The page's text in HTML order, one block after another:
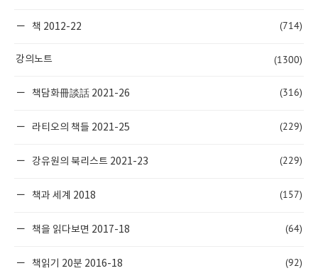
책 2012-22 (714)
강의노트 (1300)
책담화冊談話 2021-26 (316)
라티오의 책들 2021-25 (229)
강유원의 북리스트 2021-23 (229)
책과 세계 2018 (157)
책을 읽다보면 2017-18 (64)
책읽기 20분 2016-18 (92)